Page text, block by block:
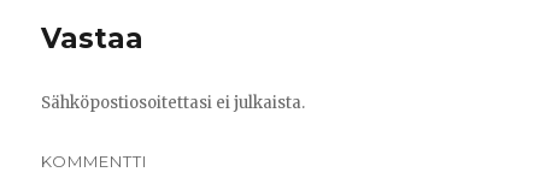
Vastaa
Sähköpostiosoitettasi ei julkaista.
KOMMENTTI